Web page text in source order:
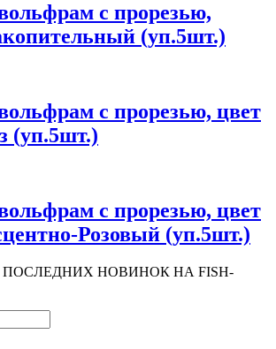
с прорезью,
(уп.5шт.)
с прорезью, цвет
(уп.5шт.)
с прорезью, цвет
Розовый (уп.5шт.)
ПОСЛЕДНИХ НОВИНОК НА FISH-